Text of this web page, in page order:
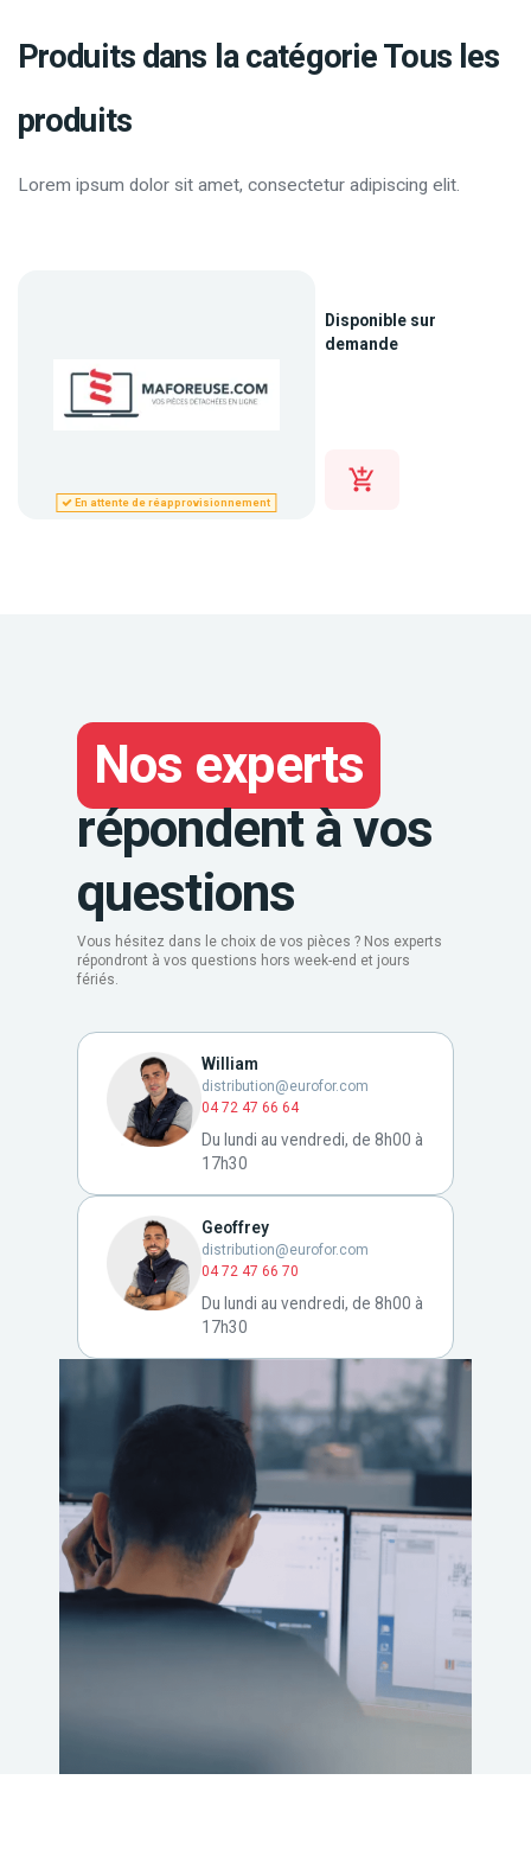
Produits dans la catégorie Tous les
produits
Lorem ipsum dolor sit amet, consectetur adipiscing elit.
En attente de réapprovisionnement
Disponible sur
demande
Nos experts
répondent à vos
questions
Vous hésitez dans le choix de vos pièces ? Nos experts
répondront à vos questions hors week-end et jours
fériés.
William
distribution@eurofor.com
04 72 47 66 64
Du lundi au vendredi, de 8h00 à
17h30
Geoffrey
distribution@eurofor.com
04 72 47 66 70
Du lundi au vendredi, de 8h00 à
17h30